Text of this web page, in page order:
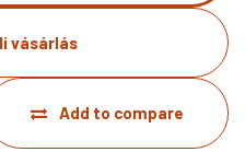
vásárlás
Add to compare